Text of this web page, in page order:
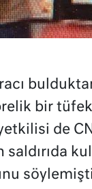
bir
de